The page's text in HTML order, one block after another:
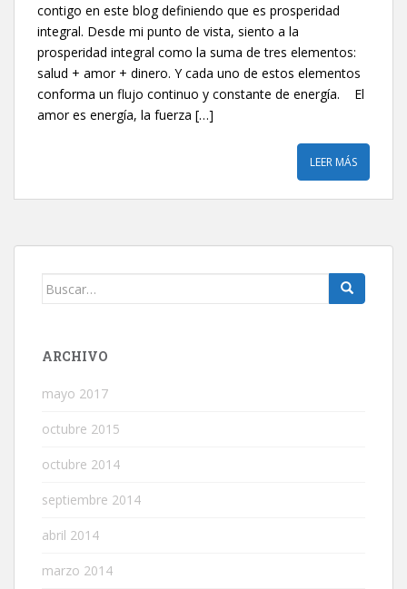
contigo en este blog definiendo que es prosperidad
integral. Desde mi punto de vista, siento a la
prosperidad integral como la suma de tres elementos:
salud + amor + dinero. Y cada uno de estos elementos
conforma un flujo continuo y constante de energía. El
amor es energía, la fuerza […]
LEER MÁS
Buscar:
ARCHIVO
mayo 2017
octubre 2015
octubre 2014
septiembre 2014
abril 2014
marzo 2014